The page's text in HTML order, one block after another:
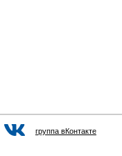
группа вКонтакте